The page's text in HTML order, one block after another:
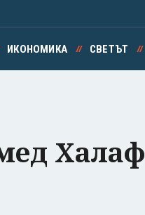
ИКОНОМИКА СВЕТЪТ
Халаф